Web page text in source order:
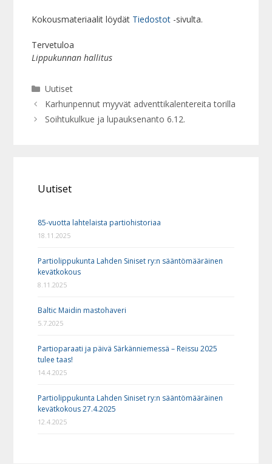
Kokousmateriaalit löydät Tiedostot -sivulta.
Tervetuloa
Lippukunnan hallitus
Kategoriat
Uutiset
Karhunpennut myyvät adventtikalentereita torilla
Soihtukulkue ja lupauksenanto 6.12.
Uutiset
85-vuotta lahtelaista partiohistoriaa
18.11.2025
Partiolippukunta Lahden Siniset ry:n sääntömääräinen
kevätkokous
8.11.2025
Baltic Maidin mastohaveri
5.7.2025
Partioparaati ja päivä Särkänniemessä – Reissu 2025
tulee taas!
14.4.2025
Partiolippukunta Lahden Siniset ry:n sääntömääräinen
kevätkokous 27.4.2025
12.4.2025